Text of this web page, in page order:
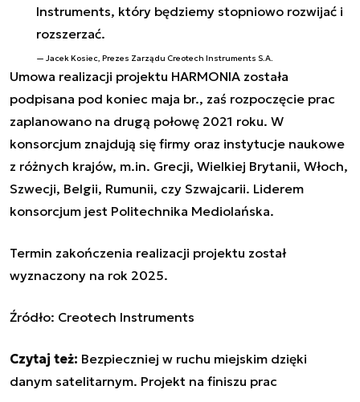
Instruments, który będziemy stopniowo rozwijać i
rozszerzać.
Jacek Kosiec, Prezes Zarządu Creotech Instruments S.A.
Umowa realizacji projektu HARMONIA została
podpisana pod koniec maja br., zaś rozpoczęcie prac
zaplanowano na drugą połowę 2021 roku. W
konsorcjum znajdują się firmy oraz instytucje naukowe
z różnych krajów, m.in. Grecji, Wielkiej Brytanii, Włoch,
Szwecji, Belgii, Rumunii, czy Szwajcarii. Liderem
konsorcjum jest Politechnika Mediolańska.
Termin zakończenia realizacji projektu został
wyznaczony na rok 2025.
Źródło: Creotech Instruments
Czytaj też: Bezpieczniej w ruchu miejskim dzięki
danym satelitarnym. Projekt na finiszu prac